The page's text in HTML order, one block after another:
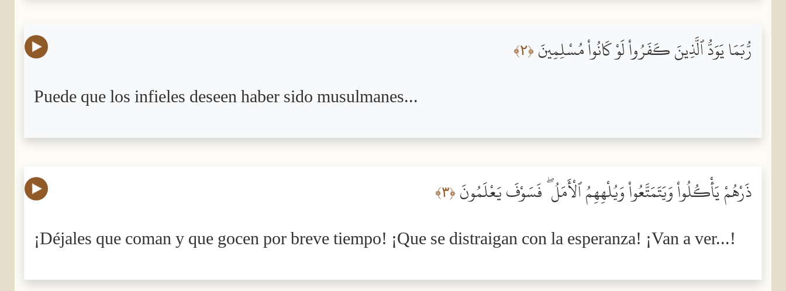
رُّبَمَا يَوَدُّ ٱلَّذِينَ كَفَرُواْ لَوْ كَانُواْ مُسْلِمِينَ﴿٢﴾
Puede que los infieles deseen haber sido musulmanes...
ذَرْهُمْ يَأْكُلُواْ وَيَتَمَتَّعُواْ وَيُلْهِهِمُ ٱلْأَمَلُ ۖ فَسَوْفَ يَعْلَمُونَ﴿٣﴾
¡Déjales que coman y que gocen por breve tiempo! ¡Que se distraigan con la esperanza! ¡Van a ver...!